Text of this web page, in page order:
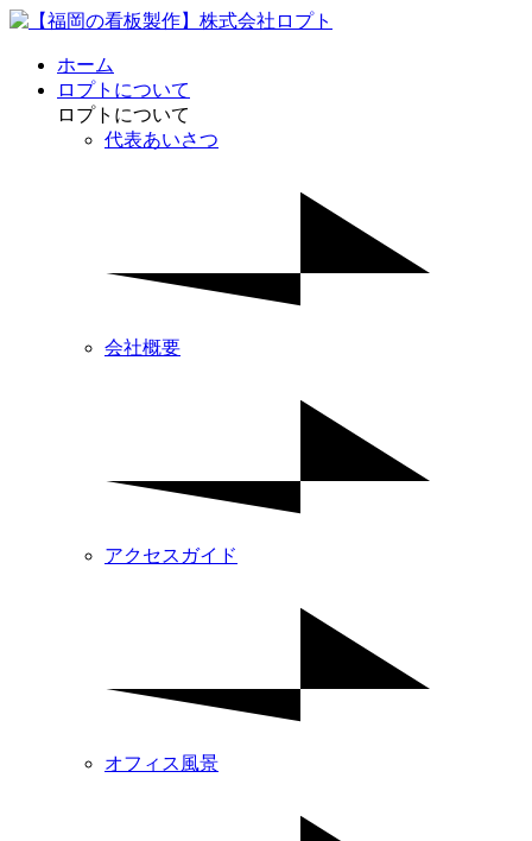
ホーム
ロプトについて
ロプトについて
代表あいさつ
会社概要
アクセスガイド
オフィス風景